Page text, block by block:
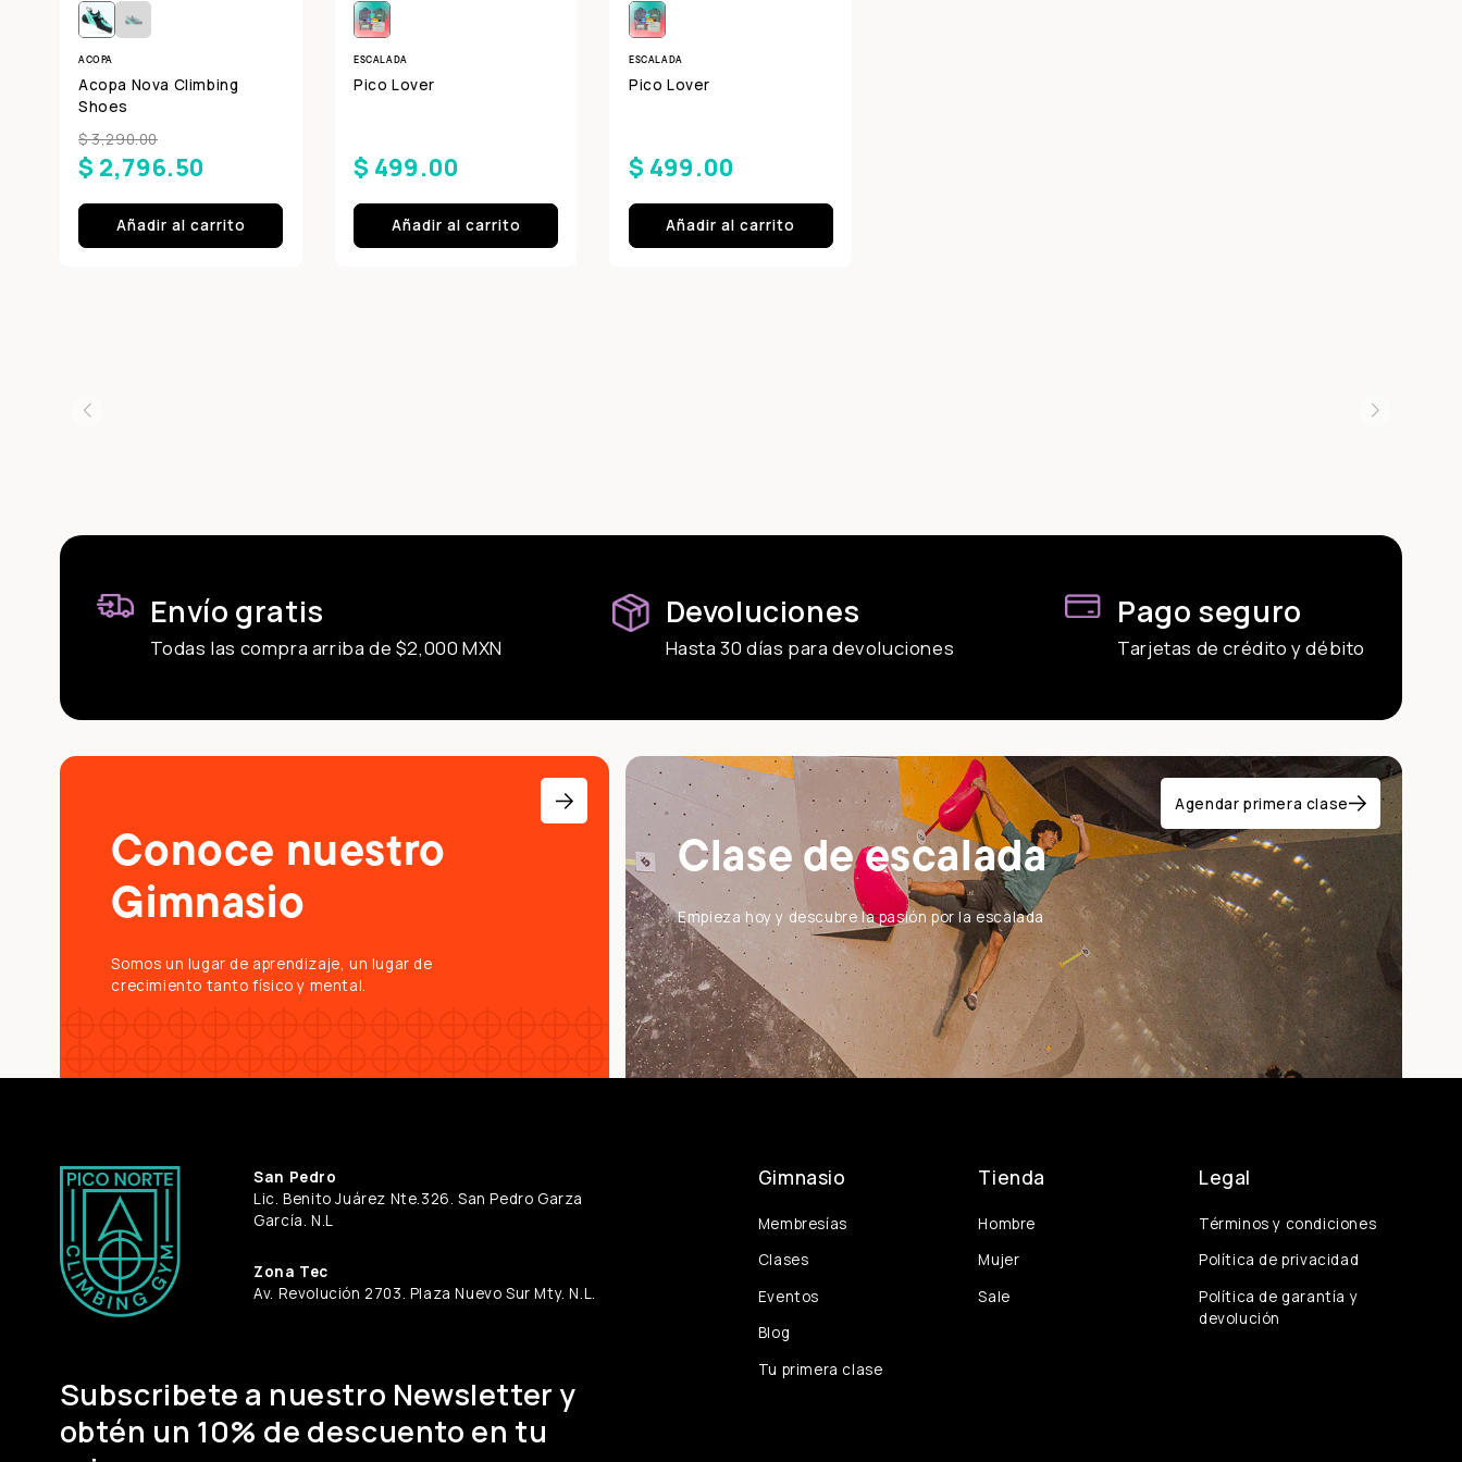
ACOPA
Acopa Nova Climbing
Shoes
$ 3,290.00
$ 2,796.50
Añadir al carrito
ESCALADA
Pico Lover
$ 499.00
Añadir al carrito
ESCALADA
Pico Lover
$ 499.00
Añadir al carrito
Envío gratis
Todas las compra arriba de $2,000 MXN
Devoluciones
Hasta 30 días para devoluciones
Pago seguro
Tarjetas de crédito y débito
Conoce nuestro
Gimnasio
Somos un lugar de aprendizaje, un lugar de
crecimiento tanto físico y mental.
Agendar primera clase
Clase de escalada
Empieza hoy y descubre la pasión por la escalada
San Pedro
Lic. Benito Juárez Nte.326. San Pedro Garza
García. N.L
Zona Tec
Av. Revolución 2703. Plaza Nuevo Sur Mty. N.L.
Subscribete a nuestro Newsletter y
obtén un 10% de descuento en tu
Gimnasio
Membresías
Clases
Eventos
Blog
Tu primera clase
Tienda
Hombre
Mujer
Sale
Legal
Términos y condiciones
Política de privacidad
Política de garantía y
devolución
Meses sin Tarjeta.
En tu cuenta de Mercado Pago,
cantidad de mesesy confirma.